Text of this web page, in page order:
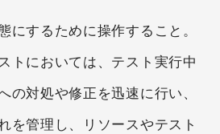
にするために操作すること。
トにおいては、テスト実行中
の対処や修正を迅速に行い、
を管理し、リソースやテスト